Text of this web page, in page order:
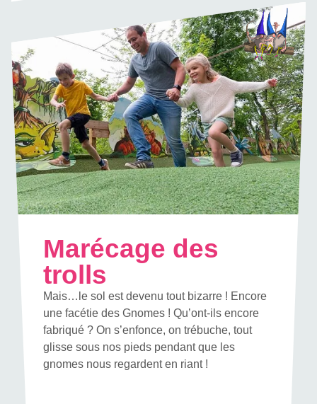
Marécage des
trolls
Mais…le sol est devenu tout bizarre ! Encore
une facétie des Gnomes ! Qu’ont-ils encore
fabriqué ? On s’enfonce, on trébuche, tout
glisse sous nos pieds pendant que les
gnomes nous regardent en riant !